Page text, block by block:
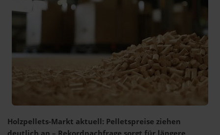
Holzpellets-Markt aktuell: Pelletspreise ziehen